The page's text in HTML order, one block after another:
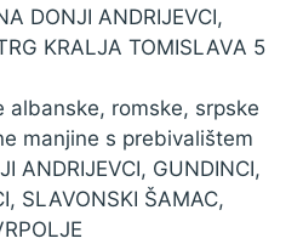
DONJI ANDRIJEVCI,
KRALJA TOMISLAVA 5
albanske, romske, srpske
manjine s prebivalištem
ANDRIJEVCI, GUNDINCI,
SLAVONSKI ŠAMAC,